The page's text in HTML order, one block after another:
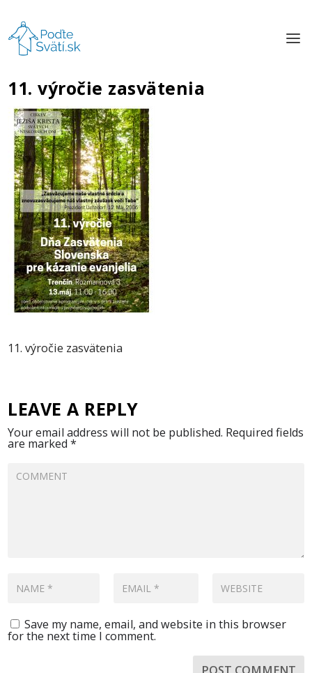
11. výročie zasvätenia
11. výročie zasvätenia
LEAVE A REPLY
Your email address will not be published. Required fields
are marked*
Save my name, email, and website in this browser
for the next time I comment.